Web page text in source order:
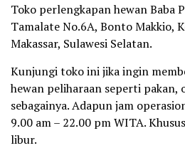
Toko perlengkapan hewan Baba
Tamalate No.6A, Bonto Makkio,
Makassar, Sulawesi Selatan.
Kunjungi toko ini jika ingin
hewan peliharaan seperti pakan,
sebagainya. Adapun jam
9.00 am – 22.00 pm WITA.
libur.